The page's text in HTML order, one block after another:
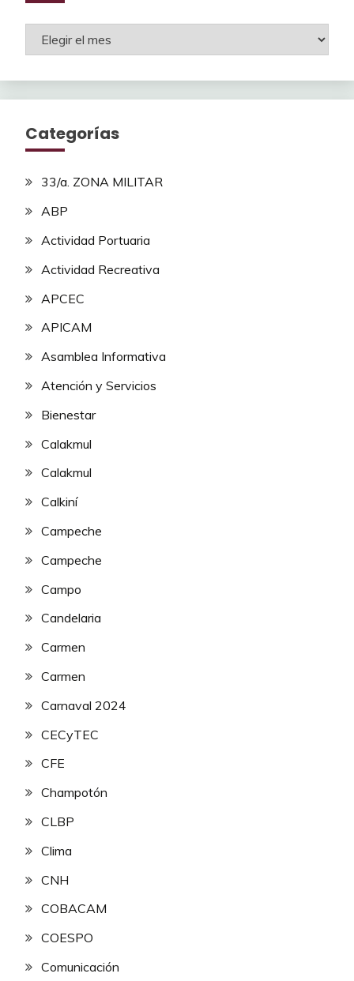
Archivos
Categorías
33/a. ZONA MILITAR
ABP
Actividad Portuaria
Actividad Recreativa
APCEC
APICAM
Asamblea Informativa
Atención y Servicios
Bienestar
Calakmul
Calakmul
Calkiní
Campeche
Campeche
Campo
Candelaria
Carmen
Carmen
Carnaval 2024
CECyTEC
CFE
Champotón
CLBP
Clima
CNH
COBACAM
COESPO
Comunicación